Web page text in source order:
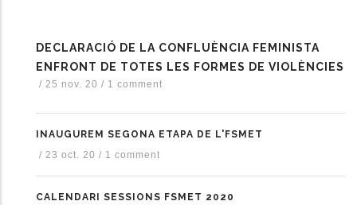
DECLARACIÓ DE LA CONFLUÈNCIA FEMINISTA
ENFRONT DE TOTES LES FORMES DE VIOLÈNCIES
/ 25 nov. 20 / 1 comment
INAUGUREM SEGONA ETAPA DE L'FSMET
/ 23 oct. 20 / 1 comment
CALENDARI SESSIONS FSMET 2020